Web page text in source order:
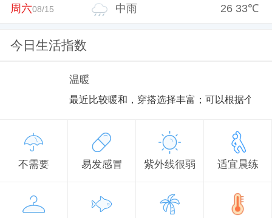
周六08/15 中雨 26 33℃
今日生活指数
温暖
最近比较暖和，穿搭选择丰富；可以根据个人
不需要 易发感冒 紫外线很弱 适宜晨练